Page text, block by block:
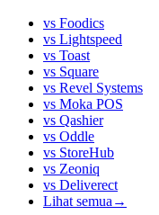
vs Foodics
vs Lightspeed
vs Toast
vs Square
vs Revel Systems
vs Moka POS
vs Qashier
vs Oddle
vs StoreHub
vs Zeoniq
vs Deliverect
Lihat semua →